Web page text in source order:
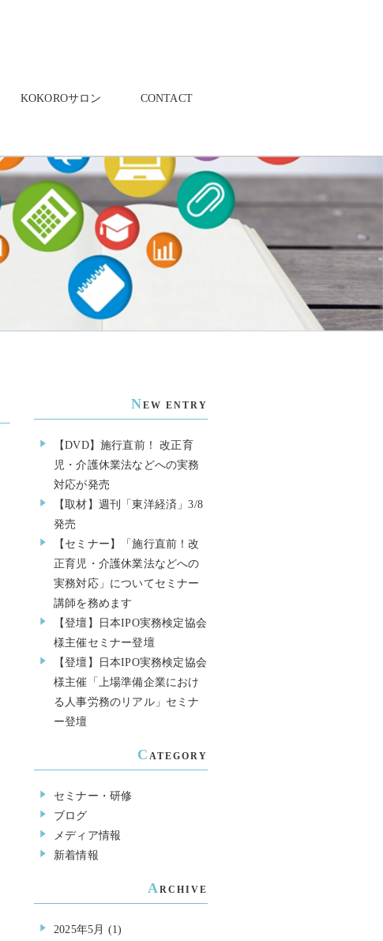
KOKOROサロン CONTACT
NEW ENTRY
【DVD】施行直前！ 改正育
児・介護休業法などへの実務
対応が発売
【取材】週刊「東洋経済」3/8
発売
【セミナー】「施行直前！改
正育児・介護休業法などへの
実務対応」についてセミナー
講師を務めます
【登壇】日本IPO実務検定協会
様主催セミナー登壇
【登壇】日本IPO実務検定協会
様主催「上場準備企業におけ
る人事労務のリアル」セミナ
ー登壇
C ATEGORY
セミナー・研修
ブログ
メディア情報
新着情報
A RCHIVE
2025年5月 (1)